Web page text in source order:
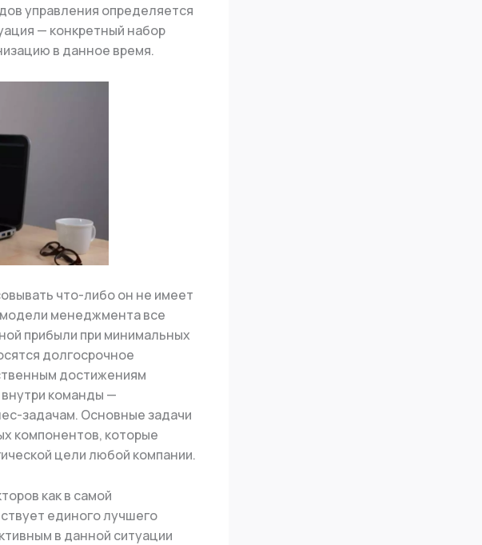
управления определяется
— конкретный набор
в данное время.
что-либо он не имеет
менеджмента все
прибыли при минимальных
долгосрочное
достижениям
команды —
задачам. Основные задачи
компонентов, которые
цели любой компании.
как в самой
единого лучшего
в данной ситуации